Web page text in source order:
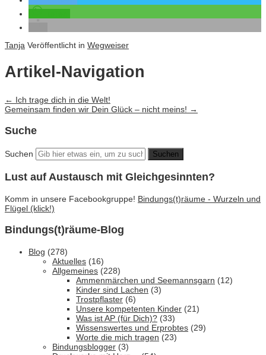
Tanja Veröffentlicht in Wegweiser
Artikel-Navigation
← Ich trage dich in die Welt!
Gemeinsam finden wir Dein Glück – nicht meins! →
Suche
Suchen
Lust auf Austausch mit Gleichgesinnten?
Komm in unsere Facebookgruppe! Bindungs(t)räume - Wurzeln und
Flügel (klick!)
Bindungs(t)räume-Blog
Blog (278)
Aktuelles (16)
Allgemeines (228)
Ammenmärchen und Seemannsgarn (12)
Kinder sind Lachen (3)
Trostpflaster (6)
Unsere kompetenten Kinder (21)
Was ist AP (für Dich)? (33)
Wissenswertes und Erprobtes (29)
Worte die mich tragen (23)
Bindungsblogger (3)